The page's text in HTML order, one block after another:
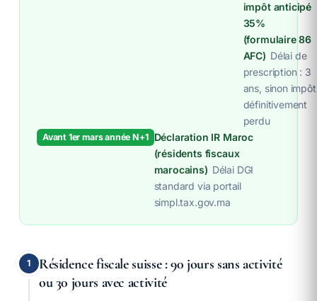
impôt anticipé
35%
(formulaire 86
AFC) Délai de
prescription : 3
ans, sinon impôt
définitivement
perdu
Avant 1er mars année N+1
Déclaration IR Maroc
(résidents fiscaux
marocains) Délai DGI
standard via portail
simpl.tax.gov.ma
1
Résidence fiscale suisse : 90 jours sans activité
ou 30 jours avec activité